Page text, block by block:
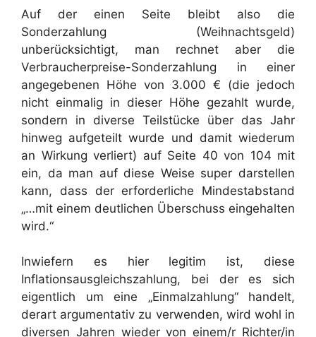
Auf der einen Seite bleibt also die
Sonderzahlung (Weihnachtsgeld)
unberücksichtigt, man rechnet aber die
Verbraucherpreise-Sonderzahlung in einer
angegebenen Höhe von 3.000 € (die jedoch
nicht einmalig in dieser Höhe gezahlt wurde,
sondern in diverse Teilstücke über das Jahr
hinweg aufgeteilt wurde und damit wiederum
an Wirkung verliert) auf Seite 40 von 104 mit
ein, da man auf diese Weise super darstellen
kann, dass der erforderliche Mindestabstand
„…mit einem deutlichen Überschuss eingehalten
wird.“
Inwiefern es hier legitim ist, diese
Inflationsausgleichszahlung, bei der es sich
eigentlich um eine „Einmalzahlung“ handelt,
derart argumentativ zu verwenden, wird wohl in
diversen Jahren wieder von einem/r Richter/in